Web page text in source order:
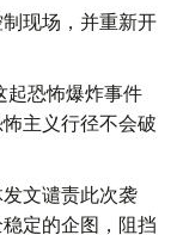
现场，并重新开
起恐怖爆炸事件
主义行径不会破
文谴责此次袭
定的企图，阻挡